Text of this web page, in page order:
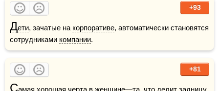
+93
Дети, зачатые на корпоративе, автоматически становятся
сотрудниками компании.
+81
Самая хорошая черта в женщине—та, что делит задницу